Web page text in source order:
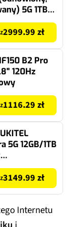
5G 1TB
(CPO)
2999.99 zł
B2 Pro
120Hz
1116.29 zł
5G 12GB/1TB
3149.99 zł
Internetu